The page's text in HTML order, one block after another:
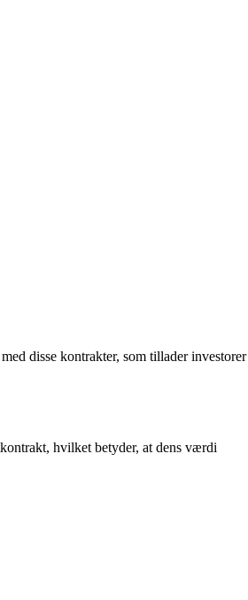
disse kontrakter, som tillader investorer
hvilket betyder, at dens værdi